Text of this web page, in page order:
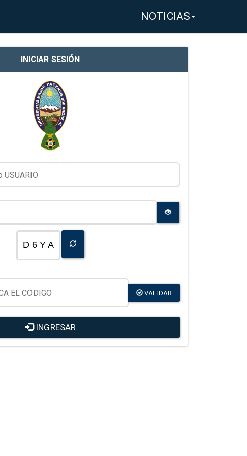
NOTICIAS
INICIAR SESIÓN
D 6 Y A
VALIDAR
INGRESAR